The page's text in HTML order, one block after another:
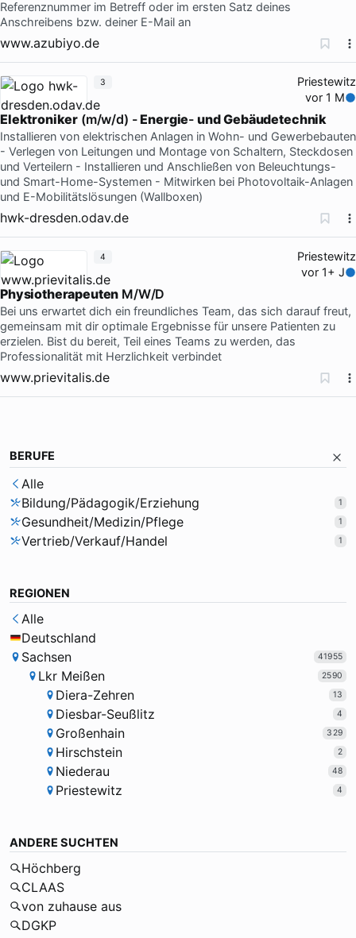
Referenznummer im Betreff oder im ersten Satz deines
Anschreibens bzw. deiner E-Mail an
www.azubiyo.de
Priestewitz
vor 1 M
Elektroniker (m/w/d) -Energie- undGebäudetechnik
Installieren von elektrischen Anlagen in Wohn- und Gewerbebauten
- Verlegen von Leitungen und Montage von Schaltern, Steckdosen
und Verteilern - Installieren und Anschließen von Beleuchtungs-
und Smart-Home-Systemen - Mitwirken bei Photovoltaik-Anlagen
und E-Mobilitätslösungen (Wallboxen)
hwk-dresden.odav.de
3
Priestewitz
vor 1+ J
Physiotherapeuten M/W/D
Bei uns erwartet dich ein freundliches Team, das sich darauf freut,
gemeinsam mit dir optimale Ergebnisse für unsere Patienten zu
erzielen. Bist du bereit, Teil eines Teams zu werden, das
Professionalität mit Herzlichkeit verbindet
www.prievitalis.de
4
BERUFE
Alle
Bildung/Pädagogik/Erziehung
1
Gesundheit/Medizin/Pflege 1
Vertrieb/Verkauf/Handel 1
REGIONEN
Alle
Deutschland
Sachsen
41955
Lkr Meißen 2590
Diera-Zehren 13
Diesbar-Seußlitz 4
Großenhain 329
Hirschstein 2
Niederau 48
Priestewitz 4
ANDERE SUCHTEN
Höchberg
CLAAS
von zuhause aus
DGKP